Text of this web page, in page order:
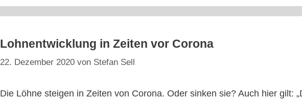
Lohnentwicklung in Zeiten vor Corona
22. Dezember 2020 von Stefan Sell
Die Löhne steigen in Zeiten von Corona. Oder sinken sie? Auch hier gilt: